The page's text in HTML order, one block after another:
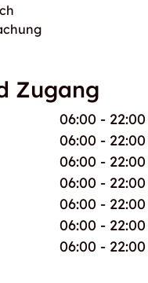
Zugang
06:00 - 22:00
06:00 - 22:00
06:00 - 22:00
06:00 - 22:00
06:00 - 22:00
06:00 - 22:00
06:00 - 22:00